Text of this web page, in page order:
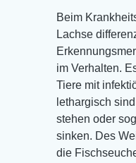
Beim
Lachse
im Verhalten.
Tiere mit
lethargisch
stehen oder
sinken. Des
die